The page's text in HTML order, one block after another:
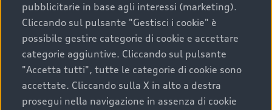
Scegliere un’auto usata è una decisione che coniuga
convenienza, affidabilità e sostenibilità. Per fare un
acquisto sicuro, è essenziale considerare aspetti
determinanti come la garanzia inclusa e l’affidabilità del
marchio. Audi offre l’auto usata perfetta tramite Audi
Prima Scelta :plus
pubblicitarie in base agli interessi (marketing).
Cliccando sul pulsante "Gestisci i cookie" è
possibile gestire categorie di cookie e accettare
categorie aggiuntive. Cliccando sul pulsante
"Accetta tutti", tutte le categorie di cookie sono
accettate. Cliccando sulla X in alto a destra
prosegui nella navigazione in assenza di cookie